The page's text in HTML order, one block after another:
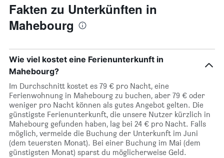
Fakten zu Unterkünften in
Mahebourg
Wie viel kostet eine Ferienunterkunft in
Mahebourg?
Im Durchschnitt kostet es 79 € pro Nacht, eine
Ferienwohnung in Mahebourg zu buchen, aber 79 € oder
weniger pro Nacht können als gutes Angebot gelten. Die
günstigste Ferienunterkunft, die unsere Nutzer kürzlich in
Mahebourg gefunden haben, lag bei 24 € pro Nacht. Falls
möglich, vermeide die Buchung der Unterkunft im Juni
(dem teuersten Monat). Bei einer Buchung im Mai (dem
günstigsten Monat) sparst du möglicherweise Geld.